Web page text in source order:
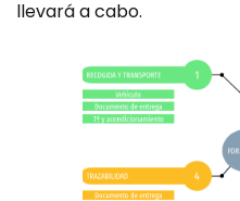
llevará a cabo.